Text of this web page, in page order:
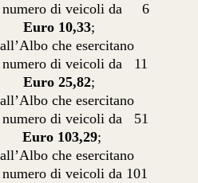
numero di veicoli da 6
Euro 10,33;
che esercitano
numero di veicoli da 11
Euro 25,82;
che esercitano
numero di veicoli da 51
Euro 103,29;
che esercitano
di veicoli da 101